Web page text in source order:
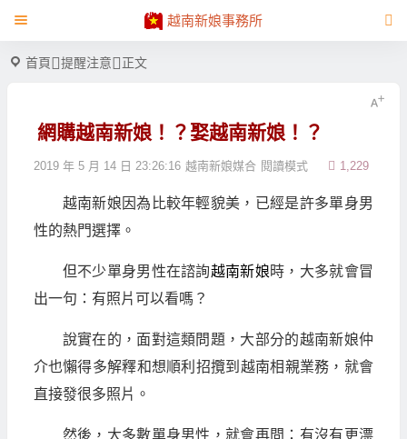
越南新娘事務所
首頁 提醒注意 正文
網購越南新娘！？娶越南新娘！？
2019 年 5 月 14 日 23:26:16 越南新娘媒合 1,229
閱讀模式
越南新娘因為比較年輕貌美，已經是許多單身男
性的熱門選擇。
但不少單身男性在諮詢越南新娘時，大多就會冒
出一句：有照片可以看嗎？
說實在的，面對這類問題，大部分的越南新娘仲
介也懶得多解釋和想順利招攬到越南相親業務，就會
直接發很多照片。
然後，大多數單身男性，就會再問：有沒有更漂